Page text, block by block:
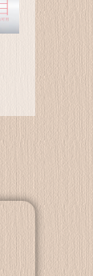
看鉴品
新